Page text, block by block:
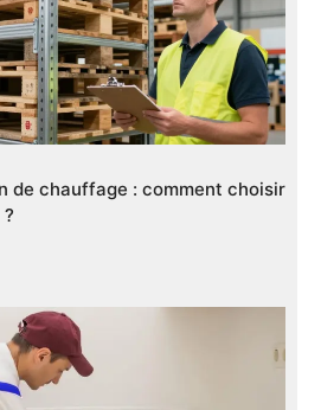
de chauffage : comment choisir